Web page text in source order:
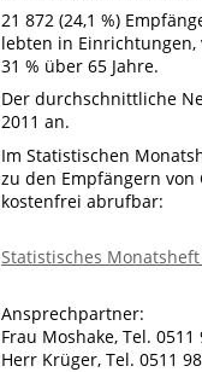
21 872 (24,1 %)
lebten in Einrichtungen,
31 % über 65 Jahre.
Der durchschnittliche
2011 an.
Im Statistischen
zu den Empfängern
kostenfrei abrufbar:
Statistisches
Ansprechpartner:
Frau Moshake, Tel. 0511
Herr Krüger, Tel. 0511